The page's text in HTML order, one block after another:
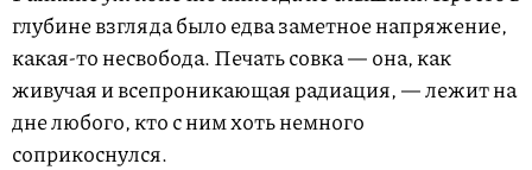
глубине взгляда было едва заметное напряжение,
какая-то несвобода. Печать совка — она, как
живучая и всепроникающая радиация, — лежит на
дне любого, кто с ним хоть немного
соприкоснулся.